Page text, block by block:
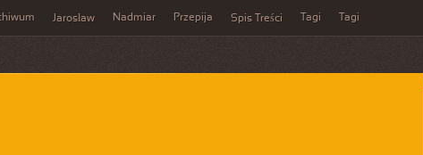
Jarosław Nadmiar Przepija Spis Treści Tagi Tagi